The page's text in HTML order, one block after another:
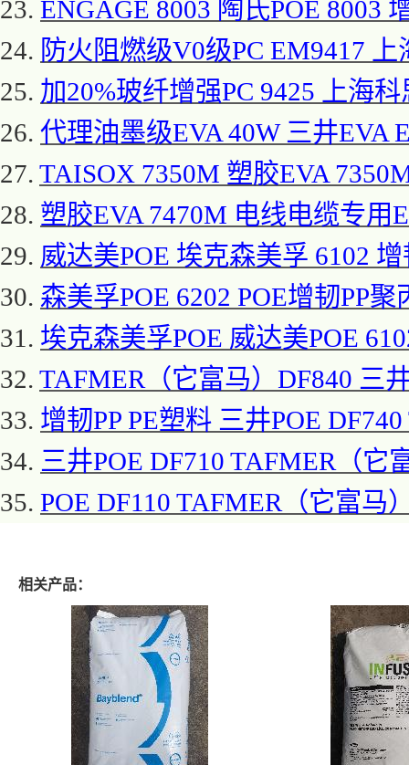
23. ENGAGE 8003 陶氏POE 8003
24. 防火阻燃级V0级PC EM9417 上
25. 加20%玻纤增强PC 9425 上海
26. 代理油墨级EVA 40W 三井EVA
27. TAISOX 7350M 塑胶EVA
28. 塑胶EVA 7470M 电线电缆专用
29. 威达美POE 埃克森美孚 6102 增
30. 森美孚POE 6202 POE增韧PP
31. 埃克森美孚POE 威达美POE
32. TAFMER（它富马）DF840 三
33. 增韧PP PE塑料 三井POE
34. 三井POE DF710 TAFMER（它
35. POE DF110 TAFMER（它富马
相关产品：